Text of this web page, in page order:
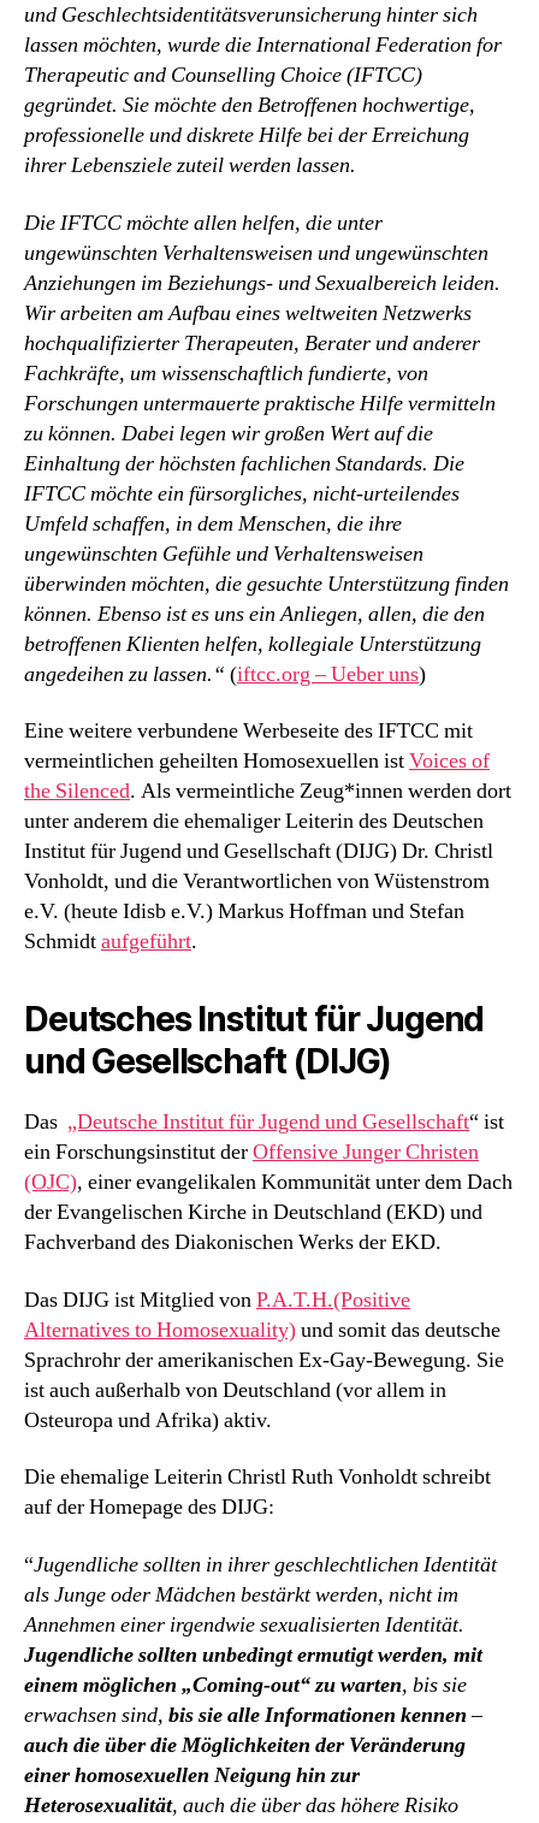
und Geschlechtsidentitätsverunsicherung hinter sich
lassen möchten, wurde die International Federation for
Therapeutic and Counselling Choice (IFTCC)
gegründet. Sie möchte den Betroffenen hochwertige,
professionelle und diskrete Hilfe bei der Erreichung
ihrer Lebensziele zuteil werden lassen.
Die IFTCC möchte allen helfen, die unter
ungewünschten Verhaltensweisen und ungewünschten
Anziehungen im Beziehungs- und Sexualbereich leiden.
Wir arbeiten am Aufbau eines weltweiten Netzwerks
hochqualifizierter Therapeuten, Berater und anderer
Fachkräfte, um wissenschaftlich fundierte, von
Forschungen untermauerte praktische Hilfe vermitteln
zu können. Dabei legen wir großen Wert auf die
Einhaltung der höchsten fachlichen Standards. Die
IFTCC möchte ein fürsorgliches, nicht-urteilendes
Umfeld schaffen, in dem Menschen, die ihre
ungewünschten Gefühle und Verhaltensweisen
überwinden möchten, die gesuchte Unterstützung finden
können. Ebenso ist es uns ein Anliegen, allen, die den
betroffenen Klienten helfen, kollegiale Unterstützung
angedeihen zu lassen.“ (iftcc.org – Ueber uns)
Eine weitere verbundene Werbeseite des IFTCC mit
vermeintlichen geheilten Homosexuellen istVoices of
the Silenced. Als vermeintliche Zeug*innen werden dort
unter anderem die ehemaliger Leiterin des Deutschen
Institut für Jugend und Gesellschaft (DIJG) Dr. Christl
Vonholdt, und die Verantwortlichen von Wüstenstrom
e.V. (heute Idisb e.V.) Markus Hoffman und Stefan
Schmidtaufgeführt.
Deutsches Institut für Jugend
und Gesellschaft (DIJG)
Das „Deutsche Institut für Jugend und Gesellschaft“ ist
ein Forschungsinstitut derOffensive Junger Christen
(OJC), einer evangelikalen Kommunität unter dem Dach
der Evangelischen Kirche in Deutschland (EKD) und
Fachverband des Diakonischen Werks der EKD.
Das DIJG ist Mitglied vonP.A.T.H.(Positive
Alternatives to Homosexuality)und somit das deutsche
Sprachrohr der amerikanischen Ex-Gay-Bewegung. Sie
ist auch außerhalb von Deutschland (vor allem in
Osteuropa und Afrika) aktiv.
Die ehemalige Leiterin Christl Ruth Vonholdt schreibt
auf der Homepage des DIJG:
“Jugendliche sollten in ihrer geschlechtlichen Identität
als Junge oder Mädchen bestärkt werden, nicht im
Annehmen einer irgendwie sexualisierten Identität.
Jugendliche sollten unbedingt ermutigt werden, mit
einem möglichen „Coming-out“ zu warten, bis sie
erwachsen sind, bis sie alle Informationen kennen–
auch die über die Möglichkeiten der Veränderung
einer homosexuellen Neigung hin zur
Heterosexualität, auch die über das höhere Risiko